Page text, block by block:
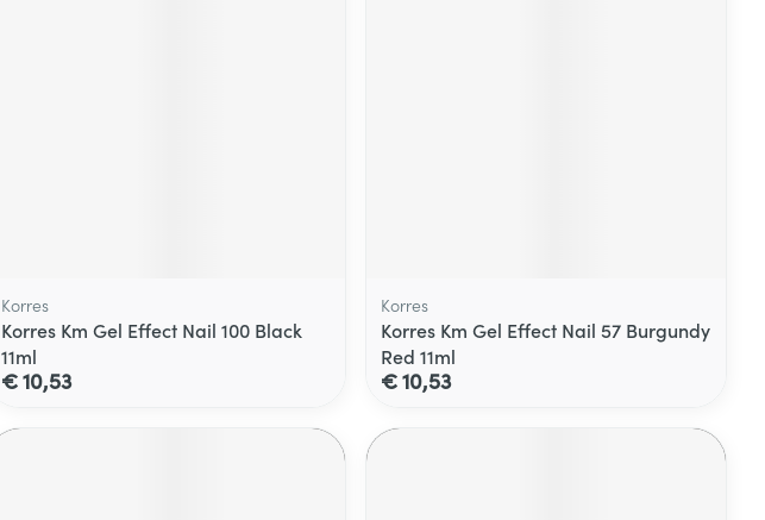
Korres
Korres Km Gel Effect Nail 100 Black
11ml
€ 10,53
Korres
Korres Km Gel Effect Nail 57 Burgundy
Red 11ml
€ 10,53